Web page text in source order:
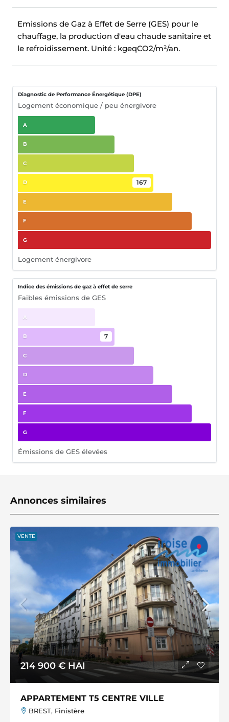
Emissions de Gaz à Effet de Serre (GES) pour le
chauffage, la production d'eau chaude sanitaire et
le refroidissement. Unité : kgeqCO2/m²/an.
Diagnostic de Performance Énergétique (DPE)
Logement économique / peu énergivore
A
B
C
D 167
E
F
G
Logement énergivore
Indice des émissions de gaz à effet de serre
Faibles émissions de GES
A
B 7
C
D
E
F
G
Émissions de GES élevées
Annonces similaires
VENTE
214 900 € HAI
APPARTEMENT T5 CENTRE VILLE
BREST, Finistère